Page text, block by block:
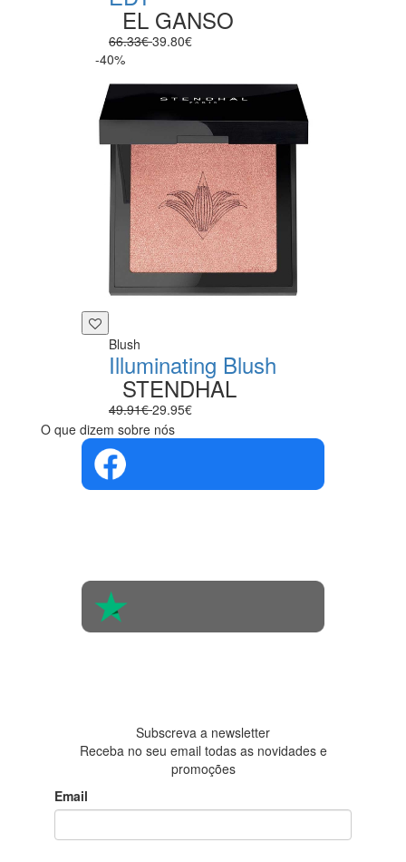
EL GANSO
66.33€39.80€
-40%
Blush
Illuminating Blush
STENDHAL
49.91€29.95€
O que dizem sobre nós
Subscreva a newsletter
Receba no seu email todas as novidades e
promoções
Email